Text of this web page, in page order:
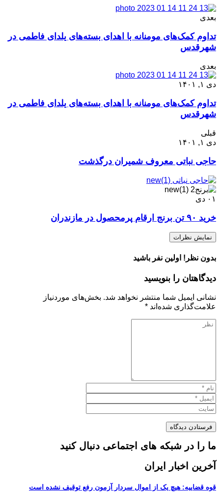
بعدی
تداوم کمک‌های مومنانه با اهدای بسته‌های یلدای فاطمی در
شهرقدس
بعدی
دی ۱, ۱۴۰۱
تداوم کمک‌های مومنانه با اهدای بسته‌های یلدای فاطمی در
شهرقدس
قبلی
دی ۱, ۱۴۰۱
حاجی نباتی معروف شمیران درگذشت
۰۱ دی
خرید ۹۰ تن برنج ارقام پرمحصول در مازندران
نمایش نظرات
بدون نظر! اولین نفر باشید
دیدگاهتان را بنویسید
نشانی ایمیل شما منتشر نخواهد شد. بخش‌های موردنیاز
علامت‌گذاری شده‌اند *
ما را در شبکه های اجتماعی دنبال کنید
آخرین اخبار ایران
قوه قضاییه: هیچ یک از اموال سردار آزمون رفع توقیف نشده است